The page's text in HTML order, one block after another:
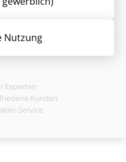
Nutzung
Experten
Kunden
Service